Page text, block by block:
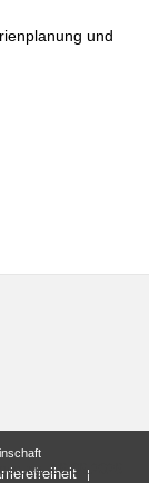
und
26.06.2026